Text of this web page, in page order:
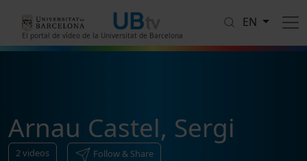
El portal de vídeo de la Universitat de Barcelona
EN
Arnau Castel, Sergi
2videos Follow & Share